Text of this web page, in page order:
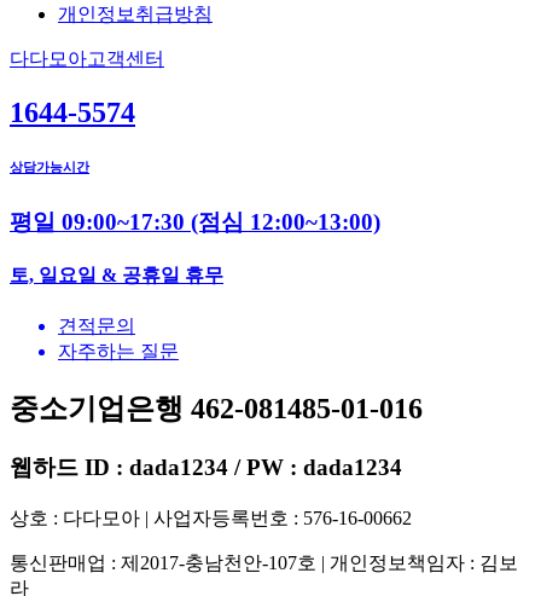
개인정보취급방침
다다모아고객센터
1644-5574
상담가능시간
평일 09:00~17:30 (점심 12:00~13:00)
토, 일요일 & 공휴일 휴무
견적문의
자주하는 질문
중소기업은행 462-081485-01-016
웹하드 ID : dada1234 / PW : dada1234
상호 : 다다모아 | 사업자등록번호 : 576-16-00662
통신판매업 : 제2017-충남천안-107호 | 개인정보책임자 : 김보
라